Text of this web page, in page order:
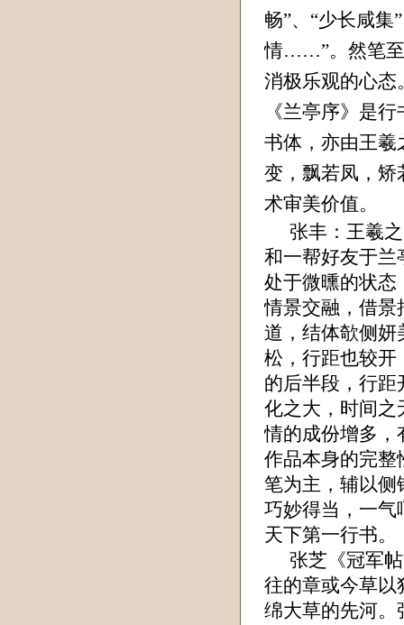
畅”、“少长咸集
情……”。然笔至
消极乐观的心态
《兰亭序》是
书体，亦由王羲
变，飘若凤，矫
术审美价值。
张丰 ：王羲
和一帮好友于兰
处于微曛的状态
情景交融，借景
道，结体欹侧妍
松，行距也较开
的后半段，行距
化之大，时间之
情的成份增多，
作品本身的完整
笔为主，辅以侧
巧妙得当，一气
天下第一行书。
张芝《冠军
往的章或今草以
绵大草的先河。